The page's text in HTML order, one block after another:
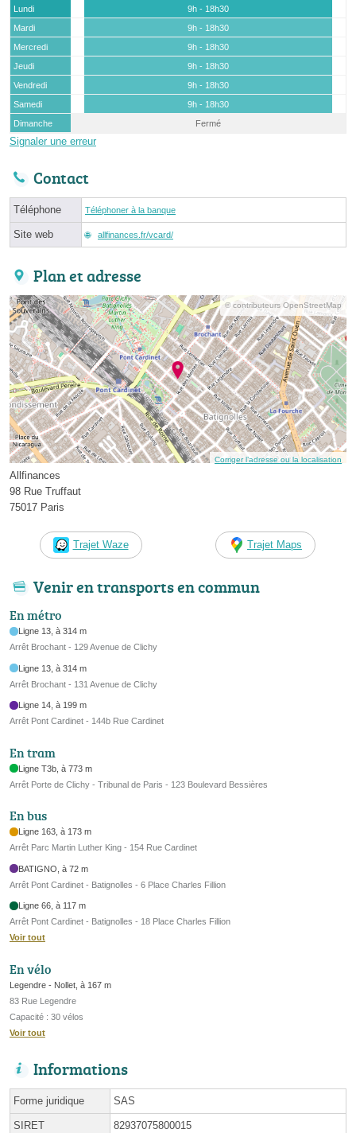
Lundi
9h - 18h30
Mardi
9h - 18h30
Mercredi
9h - 18h30
Jeudi
9h - 18h30
Vendredi
9h - 18h30
Samedi
9h - 18h30
Dimanche
Fermé
Signaler une erreur
Contact
Téléphone Téléphoner à la banque
Site web allfinances.fr/vcard/
Plan et adresse
© contributeurs OpenStreetMap
Corriger l’adresse ou la localisation
Allfinances
98 Rue Truffaut
75017 Paris
Trajet Waze Trajet Maps
Venir en transports en commun
En métro
Ligne 13, à 314 m
Arrêt Brochant - 129 Avenue de Clichy
Ligne 13, à 314 m
Arrêt Brochant - 131 Avenue de Clichy
Ligne 14, à 199 m
Arrêt Pont Cardinet - 144b Rue Cardinet
En tram
Ligne T3b, à 773 m
Arrêt Porte de Clichy - Tribunal de Paris - 123 Boulevard Bessières
En bus
Ligne 163, à 173 m
Arrêt Parc Martin Luther King - 154 Rue Cardinet
BATIGNO, à 72 m
Arrêt Pont Cardinet - Batignolles - 6 Place Charles Fillion
Ligne 66, à 117 m
Arrêt Pont Cardinet - Batignolles - 18 Place Charles Fillion
Voir tout
En vélo
Legendre - Nollet, à 167 m
83 Rue Legendre
Capacité : 30 vélos
Voir tout
Informations
Forme juridique SAS
SIRET 82937075800015